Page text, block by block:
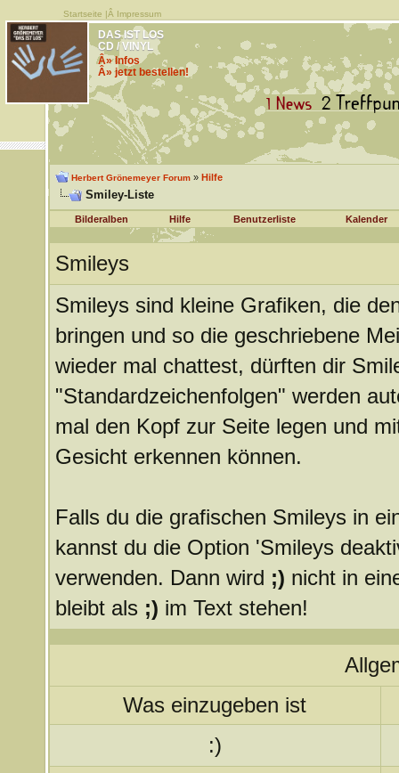
Startseite |Â Impressum
DAS IST LOS
CD / VINYL
Â» Infos
Â» jetzt bestellen!
Herbert Grönemeyer Forum» Hilfe
Smiley-Liste
Bilderalben Hilfe Benutzerliste Kalender
Smileys
Smileys sind kleine Grafiken, die
bringen und so die geschriebene
wieder mal chattest, dürften dir
"Standardzeichenfolgen" werden
mal den Kopf zur Seite legen und
Gesicht erkennen können.
Falls du die grafischen Smileys in
kannst du die Option 'Smileys
verwenden. Dann wird ;) nicht in
bleibt als ;) im Text stehen!
Was einzugeben ist
:)